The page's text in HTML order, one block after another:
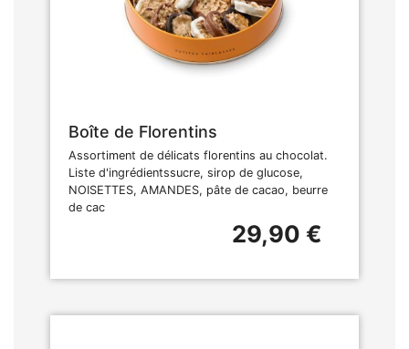
Boîte de Florentins
Assortiment de délicats florentins au chocolat.
Liste d'ingrédientssucre, sirop de glucose,
NOISETTES, AMANDES, pâte de cacao, beurre
de cac
29,90 €